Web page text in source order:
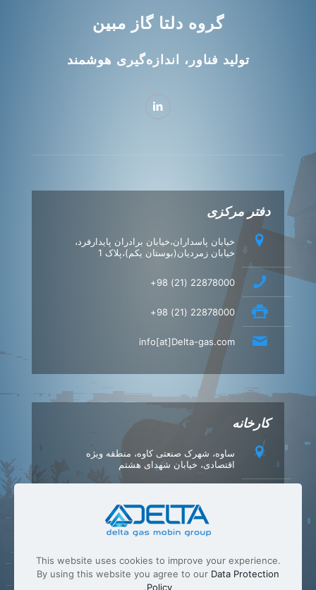
گروه دلتا گاز مبین
تولید فناور، اندازه‌گیری هوشمند
دفتر مرکزی
خیابان پاسداران،خیابان برادران پایدارفرد،
خیابان زمردیان(بوستان یکم)،پلاک 1
22878000 (21) 98+
22878000 (21) 98+
info[at]Delta-gas.com
کارخانه
ساوه، شهرک صنعتی کاوه، منطقه ویژه
اقتصادی، خیابان شهدای هشتم
42347549 (86) 98+
This website uses cookies to improve your experience.
By using this website you agree to our Data Protection
Policy
.